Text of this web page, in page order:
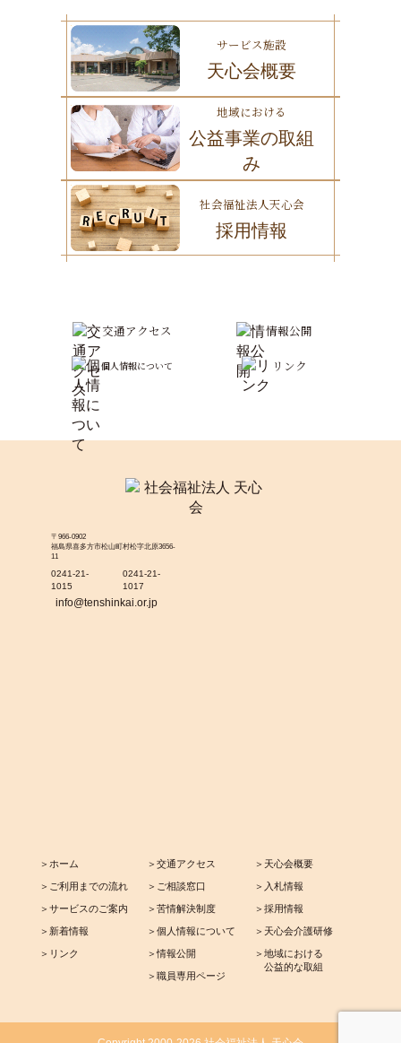
サービス施設
天心会概要
地域における
公益事業の取組
み
社会福祉法人天心会
採用情報
交通アクセス 情報公開
個人情報について リンク
〒966-0902
福島県喜多方市松山町村松字北原3656-
11
0241-21-
1015
0241-21-
1017
info@tenshinkai.or.jp
＞ホーム
＞ご利用までの流れ
＞サービスのご案内
＞新着情報
＞リンク
＞交通アクセス
＞ご相談窓口
＞苦情解決制度
＞個人情報について
＞情報公開
＞職員専用ページ
＞天心会概要
＞入札情報
＞採用情報
＞天心会介護研修
＞地域における
公益的な取組